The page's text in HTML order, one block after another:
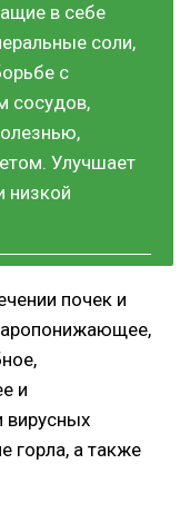
в себе
соли,
с
сосудов,
Улучшает
низкой
почек и
и
вирусных
горла, а также